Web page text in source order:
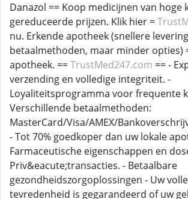
Danazol == Koop medicijnen van hoge
gereduceerde prijzen. Klik hier =
nu. Erkende apotheek (snellere
betaalmethoden, maar minder opties)
apotheek. ==TrustMed247.com == -
verzending en volledige integriteit. -
Loyaliteitsprogramma voor frequente
Verschillende betaalmethoden:
MasterCard/Visa/AMEX/
- Tot 70% goedkoper dan uw lokale
Farmaceutische eigenschappen en
Priv&eacute;transacties. - Betaalbare
gezondheidszorgoplossingen - Uw
tevredenheid is gegarandeerd of uw